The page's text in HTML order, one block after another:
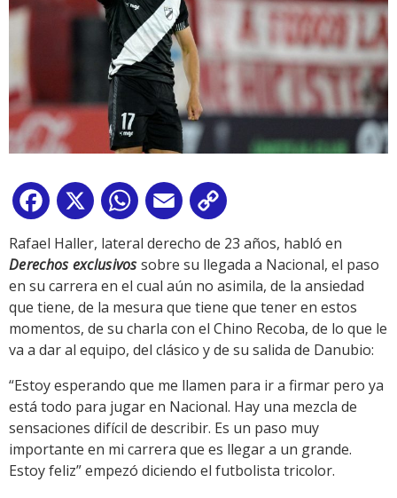
Facebook
X WhatsApp
Email
Link
Rafael Haller, lateral derecho de 23 años, habló en
Derechos exclusivossobre su llegada a Nacional, el paso
en su carrera en el cual aún no asimila, de la ansiedad
que tiene, de la mesura que tiene que tener en estos
momentos, de su charla con el Chino Recoba, de lo que le
va a dar al equipo, del clásico y de su salida de Danubio:
“Estoy esperando que me llamen para ir a firmar pero ya
está todo para jugar en Nacional. Hay una mezcla de
sensaciones difícil de describir. Es un paso muy
importante en mi carrera que es llegar a un grande.
Estoy feliz” empezó diciendo el futbolista tricolor.